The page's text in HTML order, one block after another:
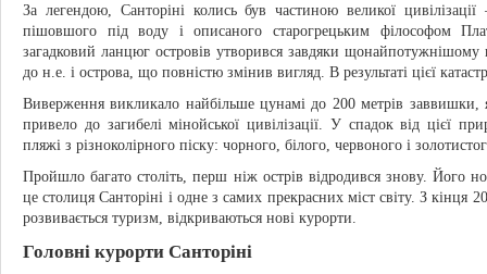
За легендою, Санторіні колись був частиною великої
пішовшого під воду і описаного старогрецьким філософом
загадковий ланцюг островів утворився завдяки
до н.е. і острова, що повністю змінив вигляд. В результаті цієї
Виверження викликало найбільше цунамі до 200 метрів
привело до загибелі мінойської цивілізації. У спадок від цієї
пляжі з різноколірного піску: чорного, білого, червоного і
Пройшло багато століть, перш ніж острів відродився знову. Його
це столиця Санторіні і одне з самих прекрасних міст світу. З кінця
розвивається туризм, відкриваються нові курорти.
Головні курорти Санторіні